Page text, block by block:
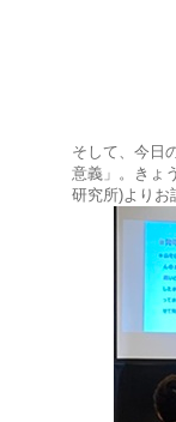
そして、今日
意義」。きょ
研究所)よりお